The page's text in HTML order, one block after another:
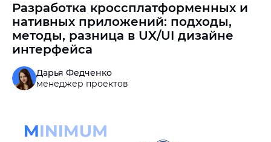
Разработка кроссплатформенных и
нативных приложений: подходы,
методы, разница в UX/UI дизайне
интерфейса
Дарья Федченко
менеджер проектов